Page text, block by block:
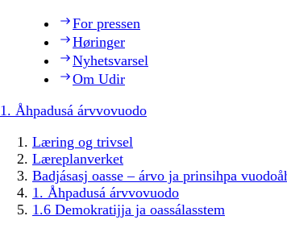
For pressen
Høringer
Nyhetsvarsel
Om Udir
1. Åhpadusá árvvovuodo
Læring og trivsel
Læreplanverket
Badjásasj oasse – árvo ja prinsihpa
1. Åhpadusá árvvovuodo
1.6 Demokratijja ja oassálasstem